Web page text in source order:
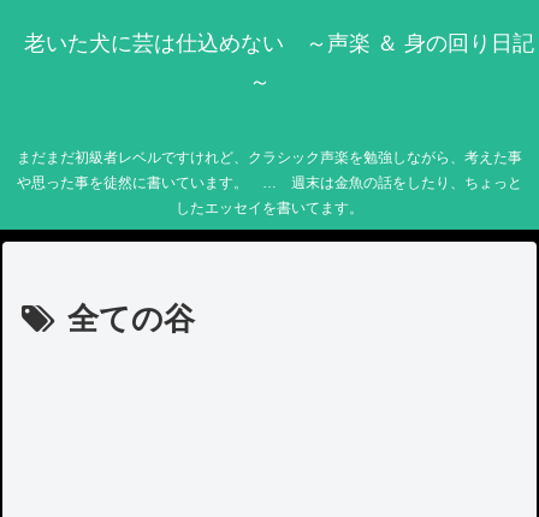
老いた犬に芸は仕込めない ～声楽 ＆ 身の回り日記
～
まだまだ初級者レベルですけれど、クラシック声楽を勉強しながら、考えた事
や思った事を徒然に書いています。 … 週末は金魚の話をしたり、ちょっと
したエッセイを書いてます。
全ての谷